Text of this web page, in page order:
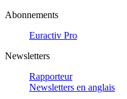
Abonnements
Euractiv Pro
Newsletters
Rapporteur
Newsletters en anglais